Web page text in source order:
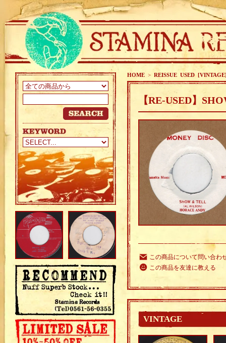
HOME > REISSUE USED
【RE-USED】
この商品について問い合わ
この商品を友達に教える
VINTAGE